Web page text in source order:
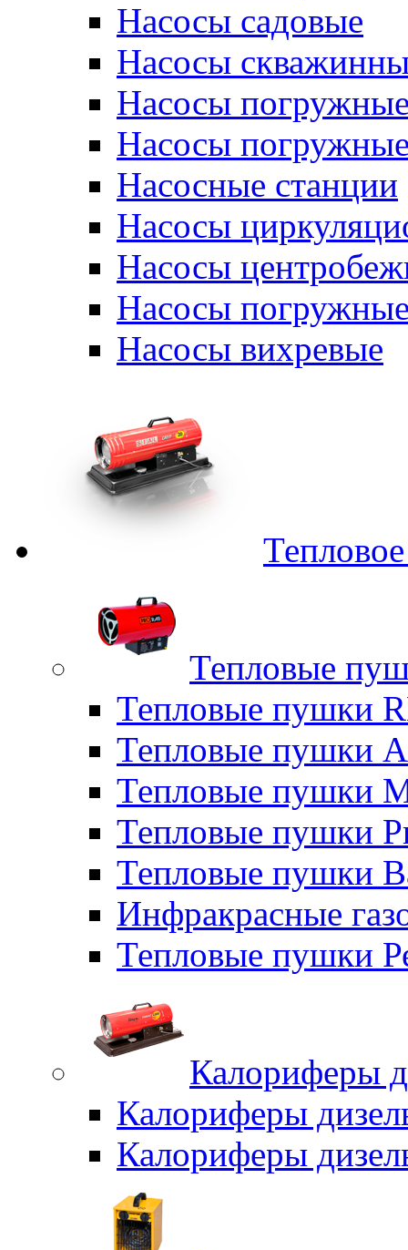
Насосы садовые
Насосы
Насосы
Насосы
Насосные станции
Насосы
Насосы
Насосы
Насосы вихревые
Тепловые
Тепловые пушки
Тепловые пушки
Тепловые пушки
Тепловые пушки
Тепловые пушки
Инфракрасные
Тепловые пушки
Калориферы
Калориферы
Калориферы